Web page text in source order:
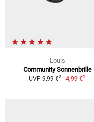
Louis
Community Sonnenbrille
UVP 9,99 €2 4,99 €1